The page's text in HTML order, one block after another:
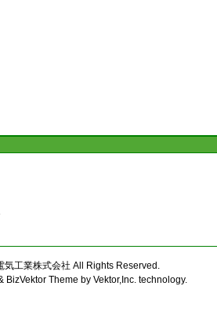
気工業株式会社 All Rights Reserved.
BizVektor Theme byVektor,Inc. technology.